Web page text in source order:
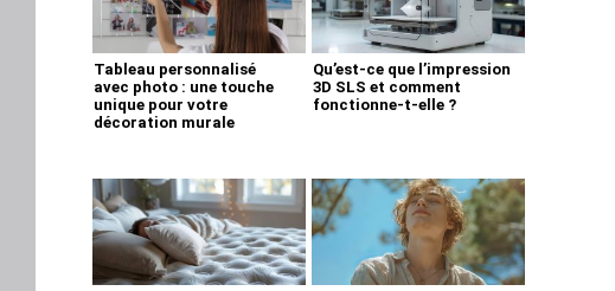
Tableau personnalisé
avec photo : une touche
unique pour votre
décoration murale
Qu’est-ce que l’impression
3D SLS et comment
fonctionne-t-elle ?